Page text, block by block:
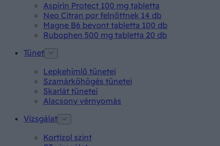
Aspirin Protect 100 mg tabletta
Neo Citran por felnőttnek 14 db
Magne B6 bevont tabletta 100 db
Rubophen 500 mg tabletta 20 db
Tünet
Lepkehimlő tünetei
Szamárköhögés tünetei
Skarlát tünetei
Alacsony vérnyomás
Vizsgálat
Kortizol szint